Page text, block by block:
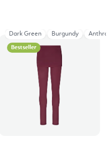
Bestseller
Dark Green Burgundy